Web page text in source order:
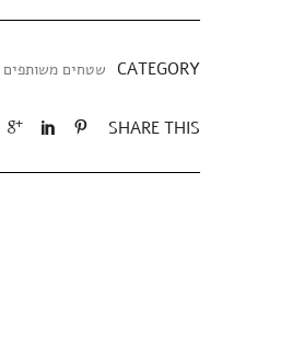
CATEGORY שטחים משותפים
SHARE THIS